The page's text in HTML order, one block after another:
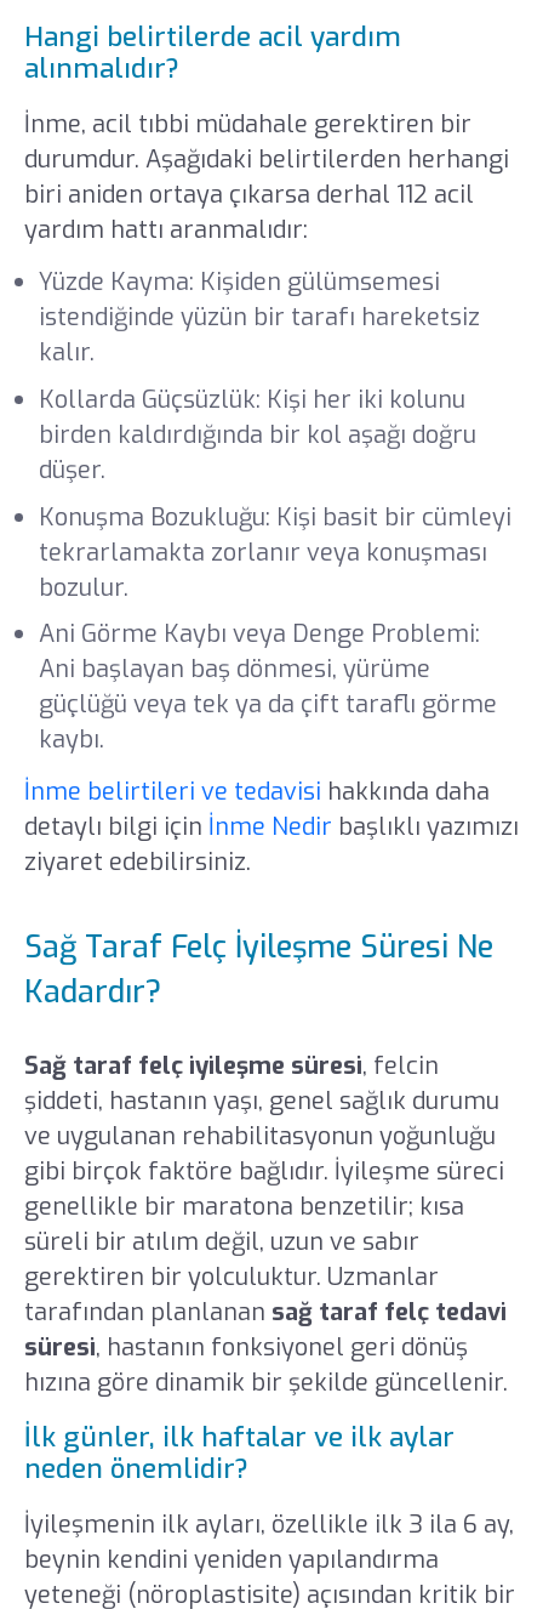
Hangi belirtilerde acil yardım
alınmalıdır?
İnme, acil tıbbi müdahale gerektiren bir
durumdur. Aşağıdaki belirtilerden herhangi
biri aniden ortaya çıkarsa derhal 112 acil
yardım hattı aranmalıdır:
Yüzde Kayma: Kişiden gülümsemesi
istendiğinde yüzün bir tarafı hareketsiz
kalır.
Kollarda Güçsüzlük: Kişi her iki kolunu
birden kaldırdığında bir kol aşağı doğru
düşer.
Konuşma Bozukluğu: Kişi basit bir cümleyi
tekrarlamakta zorlanır veya konuşması
bozulur.
Ani Görme Kaybı veya Denge Problemi:
Ani başlayan baş dönmesi, yürüme
güçlüğü veya tek ya da çift taraflı görme
kaybı.
İnme belirtileri ve tedavisi hakkında daha
detaylı bilgi için İnme Nedir başlıklı yazımızı
ziyaret edebilirsiniz.
Sağ Taraf Felç İyileşme Süresi Ne
Kadardır?
Sağ taraf felç iyileşme süresi, felcin
şiddeti, hastanın yaşı, genel sağlık durumu
ve uygulanan rehabilitasyonun yoğunluğu
gibi birçok faktöre bağlıdır. İyileşme süreci
genellikle bir maratona benzetilir; kısa
süreli bir atılım değil, uzun ve sabır
gerektiren bir yolculuktur. Uzmanlar
tarafından planlanan sağ taraf felç tedavi
süresi, hastanın fonksiyonel geri dönüş
hızına göre dinamik bir şekilde güncellenir.
İlk günler, ilk haftalar ve ilk aylar
neden önemlidir?
İyileşmenin ilk ayları, özellikle ilk 3 ila 6 ay,
beynin kendini yeniden yapılandırma
yeteneği (nöroplastisite) açısından kritik bir